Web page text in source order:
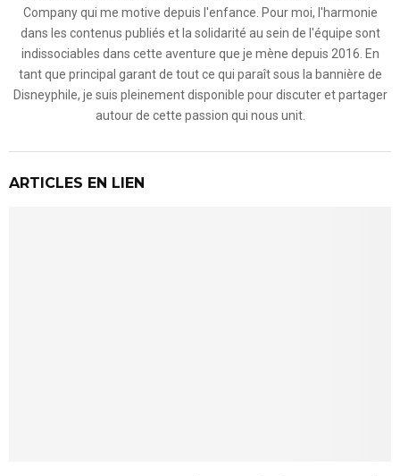
Company qui me motive depuis l'enfance. Pour moi, l'harmonie
dans les contenus publiés et la solidarité au sein de l'équipe sont
indissociables dans cette aventure que je mène depuis 2016. En
tant que principal garant de tout ce qui paraît sous la bannière de
Disneyphile, je suis pleinement disponible pour discuter et partager
autour de cette passion qui nous unit.
ARTICLES EN LIEN